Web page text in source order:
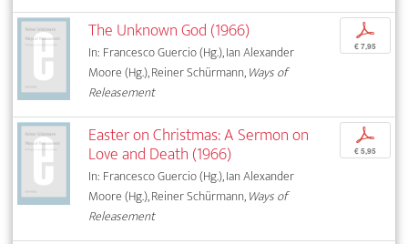
The Unknown God (1966)
In: Francesco Guercio (Hg.), Ian Alexander
Moore (Hg.), Reiner Schürmann,Ways of
Releasement
p
€ 7,95
Easter on Christmas: A Sermon on
Love and Death (1966)
In: Francesco Guercio (Hg.), Ian Alexander
Moore (Hg.), Reiner Schürmann,Ways of
Releasement
p
€ 5,95